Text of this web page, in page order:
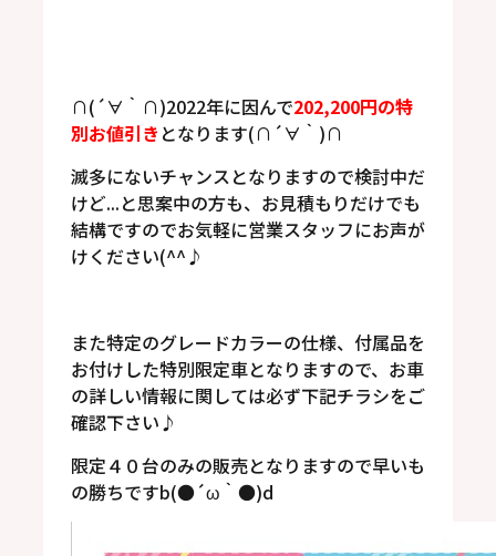
∩(´∀｀∩)2022年に因んで202,200円の特
別お値引き となります(∩´∀｀)∩
滅多にないチャンスとなりますので検討中だ
けど...と思案中の方も、お見積もりだけでも
結構ですのでお気軽に営業スタッフにお声が
けください(^^♪
また特定のグレードカラーの仕様、付属品を
お付けした特別限定車となりますので、お車
の詳しい情報に関しては必ず下記チラシをご
確認下さい♪
限定４０台のみの販売となりますので早いも
の勝ちですb(●´ω｀●)d